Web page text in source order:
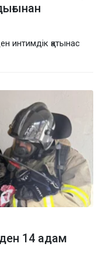
интимдік қатынас
14 адам